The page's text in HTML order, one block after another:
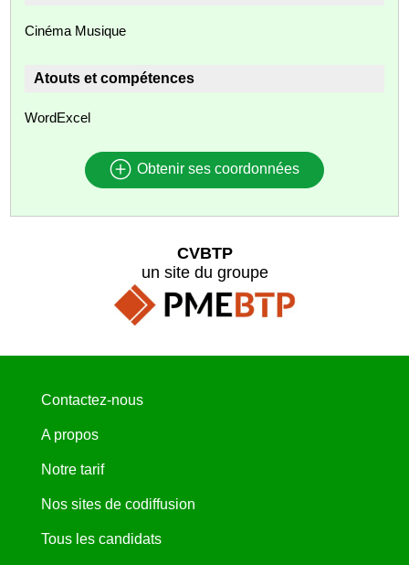
Cinéma Musique
Atouts et compétences
WordExcel
Obtenir ses coordonnées
CVBTP
un site du groupe
Contactez-nous
A propos
Notre tarif
Nos sites de codiffusion
Tous les candidats